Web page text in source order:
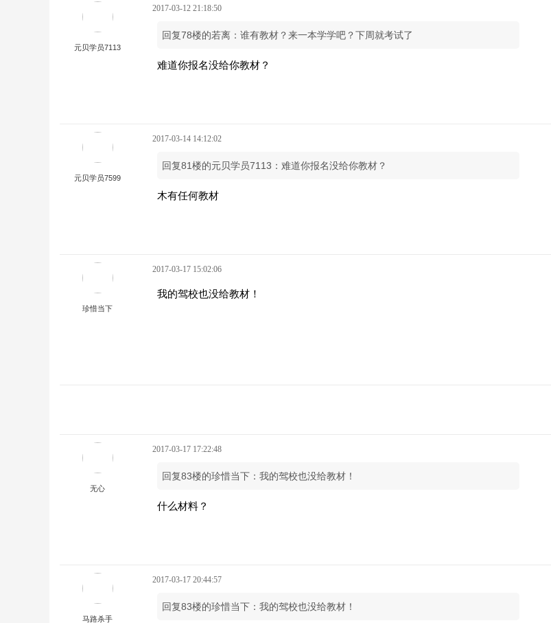
元贝学员7113
2017-03-12 21:18:50
回复78楼的若离：谁有教材？来一本学学吧？下周就考试了
难道你报名没给你教材？
元贝学员7599
2017-03-14 14:12:02
回复81楼的元贝学员7113：难道你报名没给你教材？
木有任何教材
珍惜当下
2017-03-17 15:02:06
我的驾校也没给教材！
无心
2017-03-17 17:22:48
回复83楼的珍惜当下：我的驾校也没给教材！
什么材料？
马路杀手
2017-03-17 20:44:57
回复83楼的珍惜当下：我的驾校也没给教材！